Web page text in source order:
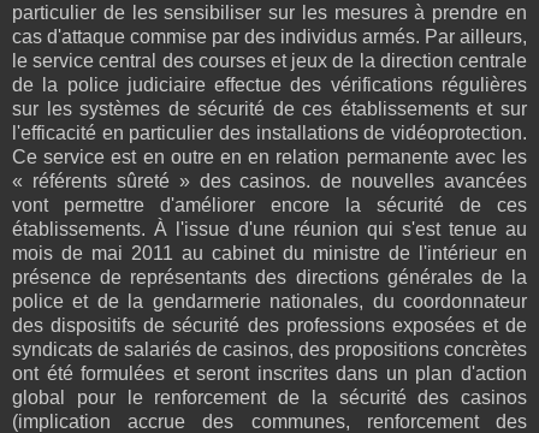
particulier de les sensibiliser sur les mesures à prendre en
cas d'attaque commise par des individus armés. Par ailleurs,
le service central des courses et jeux de la direction centrale
de la police judiciaire effectue des vérifications régulières
sur les systèmes de sécurité de ces établissements et sur
l'efficacité en particulier des installations de vidéoprotection.
Ce service est en outre en en relation permanente avec les
« référents sûreté » des casinos. de nouvelles avancées
vont permettre d'améliorer encore la sécurité de ces
établissements. À l'issue d'une réunion qui s'est tenue au
mois de mai 2011 au cabinet du ministre de l'intérieur en
présence de représentants des directions générales de la
police et de la gendarmerie nationales, du coordonnateur
des dispositifs de sécurité des professions exposées et de
syndicats de salariés de casinos, des propositions concrètes
ont été formulées et seront inscrites dans un plan d'action
global pour le renforcement de la sécurité des casinos
(implication accrue des communes, renforcement des